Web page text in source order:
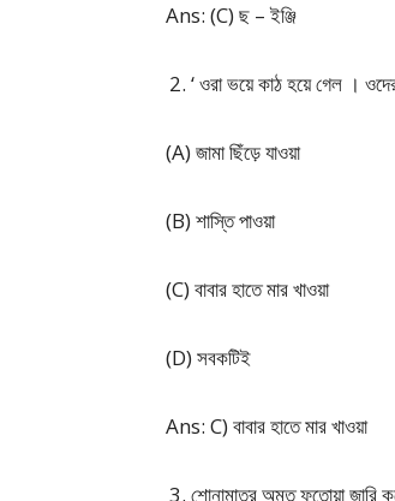
Ans: (C) ছ – ইঞ্জি
‘ ওরা ভয়ে কাঠ হয়ে গেল ।
(A) জামা ছিঁড়ে যাওয়া
(B) শাস্তি পাওয়া
(C) বাবার হাতে মার খাওয়া
(D) সবকটিই
Ans: C) বাবার হাতে মার খাওয়া
শোনামাত্র অমৃত ফতোয়া জারি